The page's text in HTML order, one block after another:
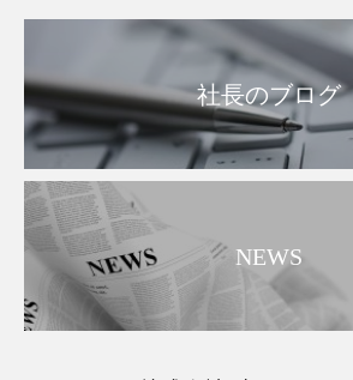
社長のブログ
NEWS